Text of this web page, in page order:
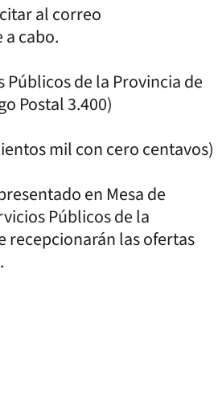
al correo
cabo.
Públicos de la Provincia de
Postal 3.400)
mil con cero centavos)
en Mesa de
Públicos de la
recepcionarán las ofertas